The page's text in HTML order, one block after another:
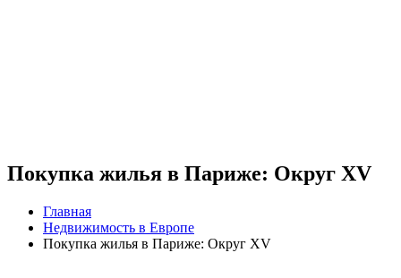
Покупка жилья в Париже: Округ XV
Главная
Недвижимость в Европе
Покупка жилья в Париже: Округ XV